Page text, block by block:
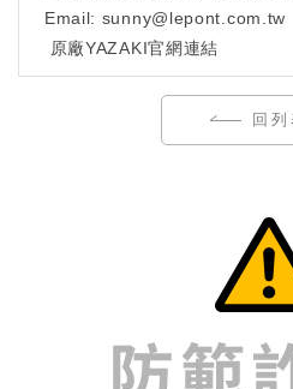
Email: sunny@lepont.com.tw
原廠YAZAKI官網連結
回列